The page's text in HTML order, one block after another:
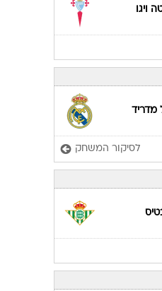
ויגו
מדריד
לסיקור המשחק